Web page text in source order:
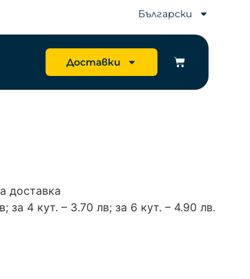
Български
Доставки
доставка
за 4 кут. – 3.70 лв; за 6 кут. – 4.90 лв.